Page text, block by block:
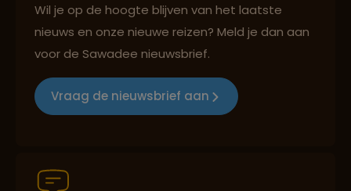
Groepsreizen mét indivuele vrijheid
Wil je op de hoogte blijven van het laatste
nieuws en onze nieuwe reizen? Meld je dan aan
voor de Sawadee nieuwsbrief.
Vraag de nieuwsbrief aan